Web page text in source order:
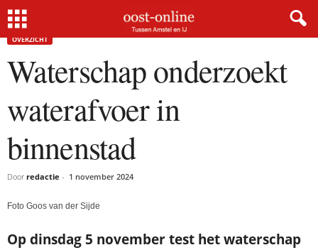
Home Waterschap onderzoekt waterafvoer in binnenstad
OVERZICHT
Waterschap onderzoekt
waterafvoer in
binnenstad
Door redactie - 1 november 2024
Foto Goos van der Sijde
Op dinsdag 5 november test het waterschap